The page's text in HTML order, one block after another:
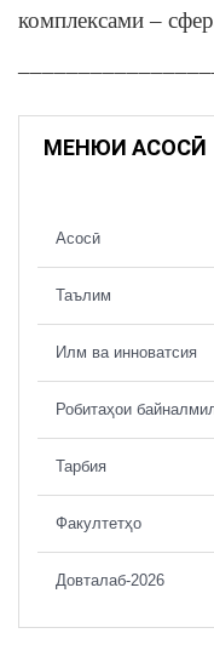
комплексами –
МЕНЮИ АСОСӢ
Асосӣ
Таълим
Илм ва инноватсия
Робитаҳои
Тарбия
Факултетҳо
Довталаб-2026